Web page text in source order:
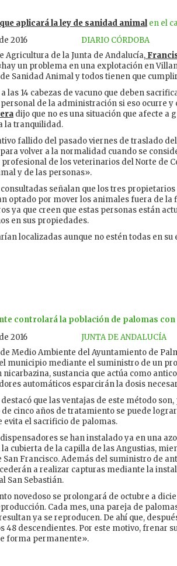
aplicará la ley de sanidad animalen el
2016
DIARIO CÓRDOBA
Agricultura de la Junta de Andalucía,
un problema en una explotación en
Sanidad Animal y todos tienen que
las 14 cabezas de vacuno que deben
de la administración si eso ocurre y
dijo que no es una situación que afecte a
la tranquilidad.
fallido del pasado viernes de traslado
volver a la normalidad cuando se
de los veterinarios del Norte de
y de las personas».
señalan que los tres
optado por mover los animales fuera de la
ya que creen que estas personas están
en sus propiedades.
localizadas aunque no estén todas en
controlará la población de palomas
2016
JUNTA DE ANDALUCÍA
Medio Ambiente del Ayuntamiento de
municipio mediante el suministro de un
nicarbazina, sustancia que actúa como
automáticos esparcirán la dosis
que las ventajas de este método
cinco años de tratamiento se puede
evita el sacrificio de palomas.
se han instalado ya en una
la cubierta de la capilla de las Angustias,
San Francisco. Además del suministro de
a realizar capturas mediante la
San Sebastián.
novedoso se prolongará de octubre a
Cada mes, una pareja de
ya se reproducen. De ahí que,
48 descendientes. Por este motivo, frenar
forma permanente».